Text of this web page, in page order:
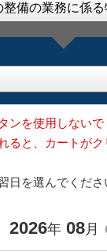
ンを使用しないで
ると、カートが
日を選んでくださ
2026年 08月